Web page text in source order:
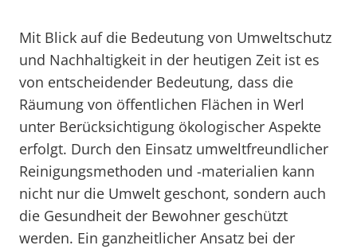
Mit Blick auf die Bedeutung von Umweltschutz
und Nachhaltigkeit in der heutigen Zeit ist es
von entscheidender Bedeutung, dass die
Räumung von öffentlichen Flächen in Werl
unter Berücksichtigung ökologischer Aspekte
erfolgt. Durch den Einsatz umweltfreundlicher
Reinigungsmethoden und -materialien kann
nicht nur die Umwelt geschont, sondern auch
die Gesundheit der Bewohner geschützt
werden. Ein ganzheitlicher Ansatz bei der